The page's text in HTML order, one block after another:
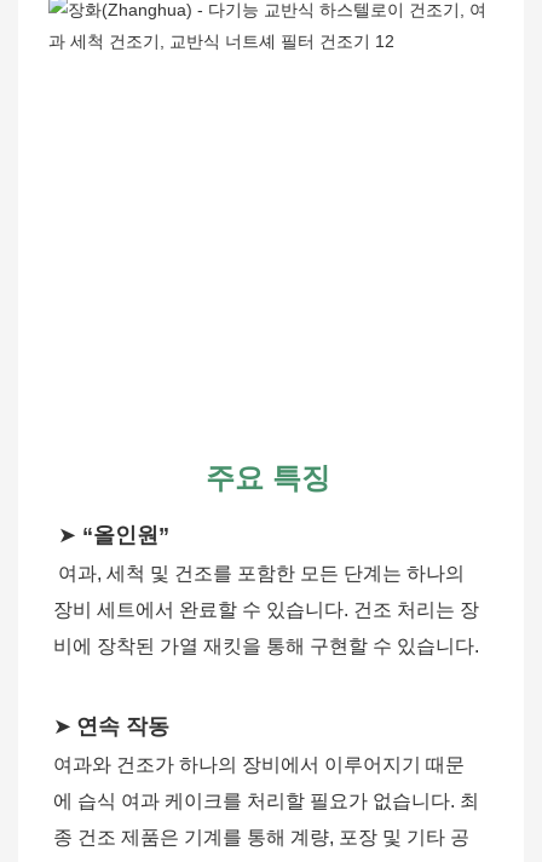
주요 특징
➤ “올인원”
여과, 세척 및 건조를 포함한 모든 단계는 하나의
장비 세트에서 완료할 수 있습니다. 건조 처리는 장
비에 장착된 가열 재킷을 통해 구현할 수 있습니다.
➤ 연속 작동
여과와 건조가 하나의 장비에서 이루어지기 때문
에 습식 여과 케이크를 처리할 필요가 없습니다. 최
종 건조 제품은 기계를 통해 계량, 포장 및 기타 공